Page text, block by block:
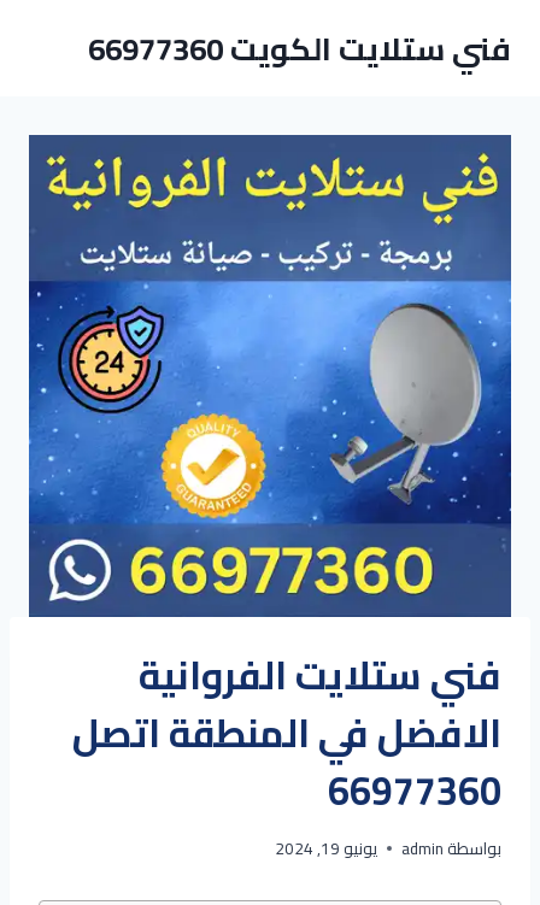
المحتوى
فني ستلايت الكويت 66977360
فني ستلايت الفروانية
الافضل في المنطقة اتصل
66977360
بواسطةadmin يونيو 19, 2024